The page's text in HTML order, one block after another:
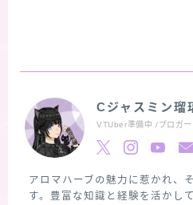
Cジャスミン瑠
VTUber準備中 /ブロガ
アロマハーブの魅力に惹かれ、
す。豊富な知識と経験を活かし